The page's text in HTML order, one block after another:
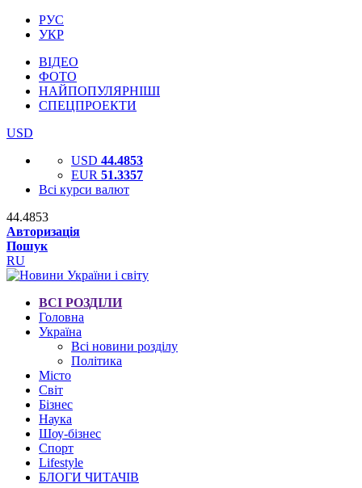
РУС
УКР
ВІДЕО
ФОТО
НАЙПОПУЛЯРНІШІ
СПЕЦПРОЕКТИ
USD
USD 44.4853
EUR 51.3357
Всі курси валют
44.4853
Авторизація
Пошук
RU
ВСІ РОЗДІЛИ
Головна
Україна
Всі новини розділу
Політика
Місто
Світ
Бізнес
Наука
Шоу-бізнес
Спорт
Lifestyle
БЛОГИ ЧИТАЧІВ